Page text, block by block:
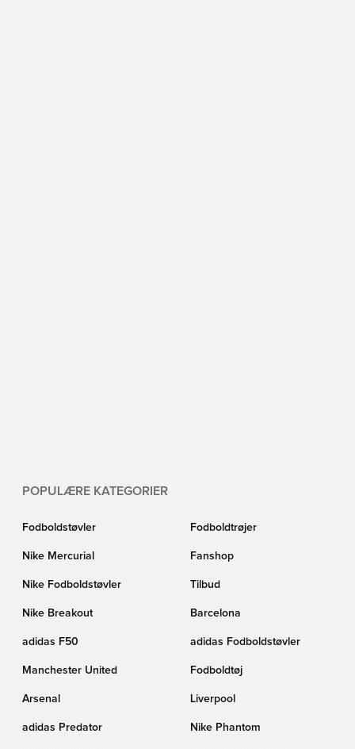
POPULÆRE KATEGORIER
Fodboldstøvler Fodboldtrøjer
Nike Mercurial Fanshop
Nike Fodboldstøvler Tilbud
Nike Breakout Barcelona
adidas F50 adidas Fodboldstøvler
Manchester United Fodboldtøj
Arsenal Liverpool
adidas Predator Nike Phantom